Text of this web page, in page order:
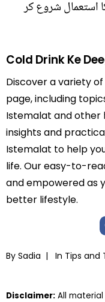
استعمال شروع کر
Cold Drink Ke
Discover a variety
page, including
Istemalat and other
insights and
Istemalat to help
life. Our easy-to-
and empowered as
better lifestyle.
By Sadia | In Tips and
Disclaimer: All